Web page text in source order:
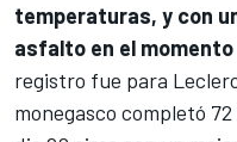
temperaturas, y con
asfalto en el
registro fue para
monegasco completó